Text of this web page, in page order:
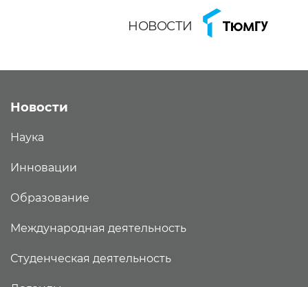
НОВОСТИ
Новости
Наука
Инновации
Образование
Международная деятельность
Студенческая деятельность